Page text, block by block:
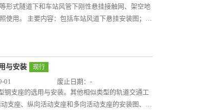
形式隧道下和车站风管下刚性悬挂接触网、架空地
使用。 主要内容：包括车站风道下悬挂安装图；矩
悬挂安装图；中心锚接、单边下锚安装图；隔离
目前城市轨道交通地下段接触网刚性悬挂特点和构
构形式下的刚性悬挂接触网安装技术要求，将对城
挂设计效率以及轨道交通刚性悬挂技术的推广应
与安装 现行
01
废止日期：-
支座的选用与安装。其他相似类型的轨道交通工
支座、纵向活动支座和多向活动支座的安装图、支